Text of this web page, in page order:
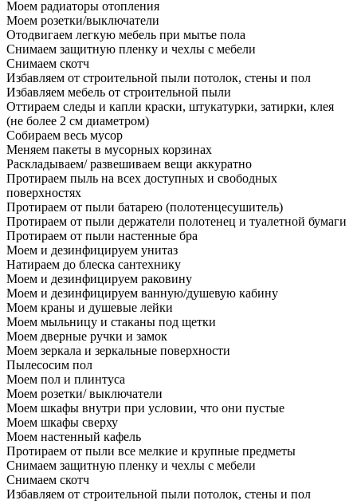
Моем радиаторы отопления
Моем розетки/выключатели
Отодвигаем легкую мебель при мытье пола
Снимаем защитную пленку и чехлы с мебели
Снимаем скотч
Избавляем от строительной пыли потолок, стены и пол
Избавляем мебель от строительной пыли
Оттираем следы и капли краски, штукатурки, затирки, клея
(не более 2 см диаметром)
Собираем весь мусор
Меняем пакеты в мусорных корзинах
Раскладываем/ развешиваем вещи аккуратно
Протираем пыль на всех доступных и свободных
поверхностях
Протираем от пыли батарею (полотенцесушитель)
Протираем от пыли держатели полотенец и туалетной бумаги
Протираем от пыли настенные бра
Моем и дезинфицируем унитаз
Натираем до блеска сантехнику
Моем и дезинфицируем раковину
Моем и дезинфицируем ванную/душевую кабину
Моем краны и душевые лейки
Моем мыльницу и стаканы под щетки
Моем дверные ручки и замок
Моем зеркала и зеркальные поверхности
Пылесосим пол
Моем пол и плинтуса
Моем розетки/ выключатели
Моем шкафы внутри при условии, что они пустые
Моем шкафы сверху
Моем настенный кафель
Протираем от пыли все мелкие и крупные предметы
Снимаем защитную пленку и чехлы с мебели
Снимаем скотч
Избавляем от строительной пыли потолок, стены и пол